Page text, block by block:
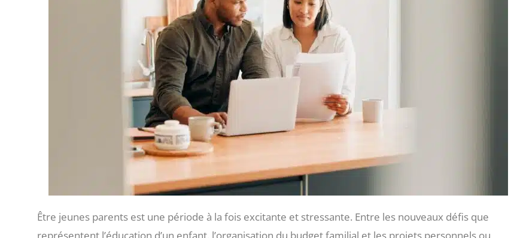
Être jeunes parents est une période à la fois excitante et stressante. Entre les nouveaux défis que
représentent l’éducation d’un enfant, l’organisation du budget familial et les projets personnels ou